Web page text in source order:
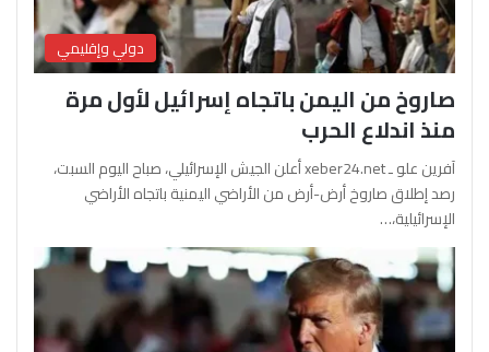
دولي وإقليمي
صاروخ من اليمن باتجاه إسرائيل لأول مرة
منذ اندلاع الحرب
آفرين علو ـ xeber24.net أعلن الجيش الإسرائيلي، صباح اليوم السبت،
رصد إطلاق صاروخ أرض-أرض من الأراضي اليمنية باتجاه الأراضي
الإسرائيلية،…